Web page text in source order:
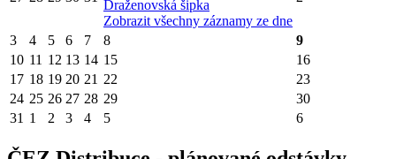
Draženovská šipka
Zobrazit všechny záznamy ze dne
3 4 5 6 7 8
9
10 11 12 13 14 15
16
17 18 19 20 21 22
23
24 25 26 27 28 29
30
31 1 2 3 4 5 6